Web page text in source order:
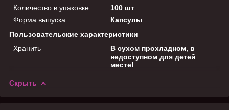
Количество в упаковке
100 шт
Форма выпуска
Капсулы
Пользовательские характеристики
Хранить
В сухом прохладном, в
недоступном для детей
месте!
Скрыть